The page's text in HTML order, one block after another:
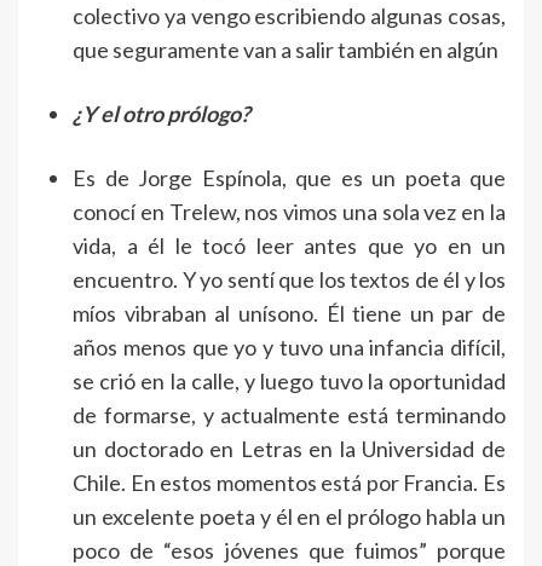
colectivo ya vengo escribiendo algunas cosas,
que seguramente van a salir también en algún
¿Y el otro prólogo?
Es de Jorge Espínola, que es un poeta que
conocí en Trelew, nos vimos una sola vez en la
vida, a él le tocó leer antes que yo en un
encuentro. Y yo sentí que los textos de él y los
míos vibraban al unísono. Él tiene un par de
años menos que yo y tuvo una infancia difícil,
se crió en la calle, y luego tuvo la oportunidad
de formarse, y actualmente está terminando
un doctorado en Letras en la Universidad de
Chile. En estos momentos está por Francia. Es
un excelente poeta y él en el prólogo habla un
poco de “esos jóvenes que fuimos” porque